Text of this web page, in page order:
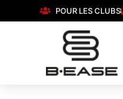
POUR LES CLUBS